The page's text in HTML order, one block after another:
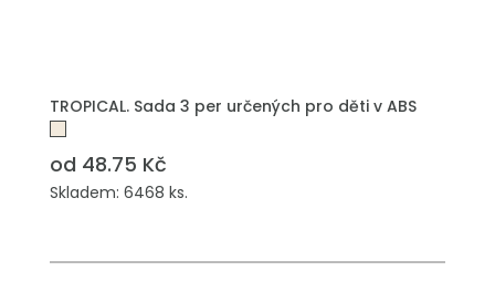
TROPICAL. Sada 3 per určených pro děti v ABS
od 48.75 Kč
Skladem: 6468 ks.